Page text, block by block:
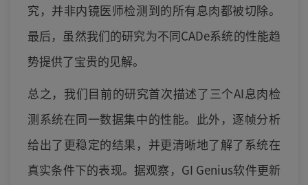
究，并非内镜医师检测到的所有息肉都被切除。
最后，虽然我们的研究为不同CADe系统的性能趋
势提供了宝贵的见解。
总之，我们目前的研究首次描述了三个AI息肉检
测系统在同一数据集中的性能。此外，逐帧分析
给出了更稳定的结果，并更清晰地了解了系统在
真实条件下的表现。据观察，GI Genius软件更新